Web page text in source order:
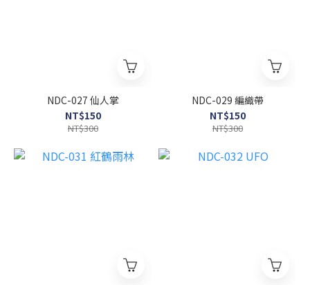
NDC-027 仙人掌
NT$150
NT$300
NDC-029 編織帶
NT$150
NT$300